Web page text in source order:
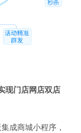
现门店网店双店
成商城小程序，